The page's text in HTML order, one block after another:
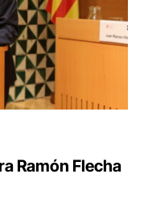
Ramón Flecha